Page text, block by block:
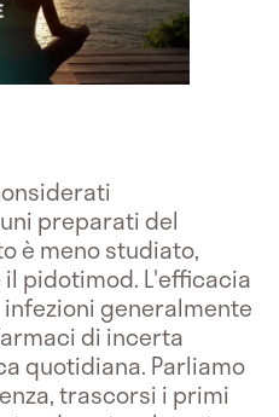
preparati del
è meno studiato,
pidotimod. L'efficacia
generalmente
di incerta
quotidiana. Parliamo
trascorsi i primi